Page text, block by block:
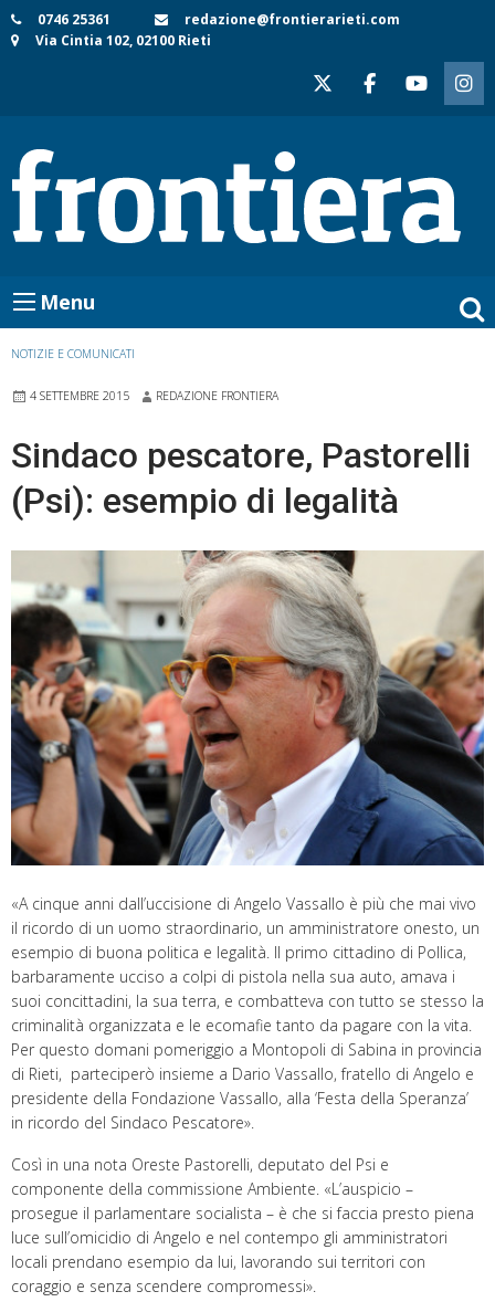
Skip
to
0746 25361
redazione@frontierarieti.com
Via Cintia 102, 02100 Rieti
Menu
NOTIZIE E COMUNICATI
4 SETTEMBRE 2015 REDAZIONE FRONTIERA
Sindaco pescatore, Pastorelli
(Psi): esempio di legalità
«A cinque anni dall’uccisione di Angelo Vassallo è più che mai vivo
il ricordo di un uomo straordinario, un amministratore onesto, un
esempio di buona politica e legalità. Il primo cittadino di Pollica,
barbaramente ucciso a colpi di pistola nella sua auto, amava i
suoi concittadini, la sua terra, e combatteva con tutto se stesso la
criminalità organizzata e le ecomafie tanto da pagare con la vita.
Per questo domani pomeriggio a Montopoli di Sabina in provincia
di Rieti, parteciperò insieme a Dario Vassallo, fratello di Angelo e
presidente della Fondazione Vassallo, alla ‘Festa della Speranza’
in ricordo del Sindaco Pescatore».
Così in una nota Oreste Pastorelli, deputato del Psi e
componente della commissione Ambiente. «L’auspicio –
prosegue il parlamentare socialista – è che si faccia presto piena
luce sull’omicidio di Angelo e nel contempo gli amministratori
locali prendano esempio da lui, lavorando sui territori con
coraggio e senza scendere compromessi».